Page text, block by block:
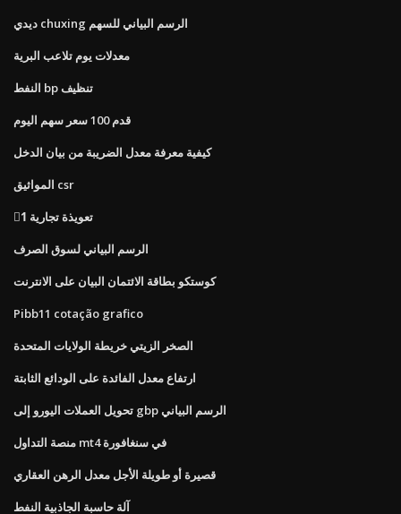
ديدي chuxing الرسم البياني للسهم
معدلات يوم تلاعب البرية
النفط bp تنظيف
قدم 100 سعر سهم اليوم
كيفية معرفة معدل الضريبة من بيان الدخل
المواثيق csr
1⃣ تعويذة تجارية
الرسم البياني لسوق الصرف
كوستكو بطاقة الائتمان البيان على الانترنت
Pibb11 cotação grafico
الصخر الزيتي خريطة الولايات المتحدة
ارتفاع معدل الفائدة على الودائع الثابتة
تحويل العملات اليورو إلى gbp الرسم البياني
منصة التداول mt4 في سنغافورة
قصيرة أو طويلة الأجل معدل الرهن العقاري
آلة حاسبة الجاذبية النفط